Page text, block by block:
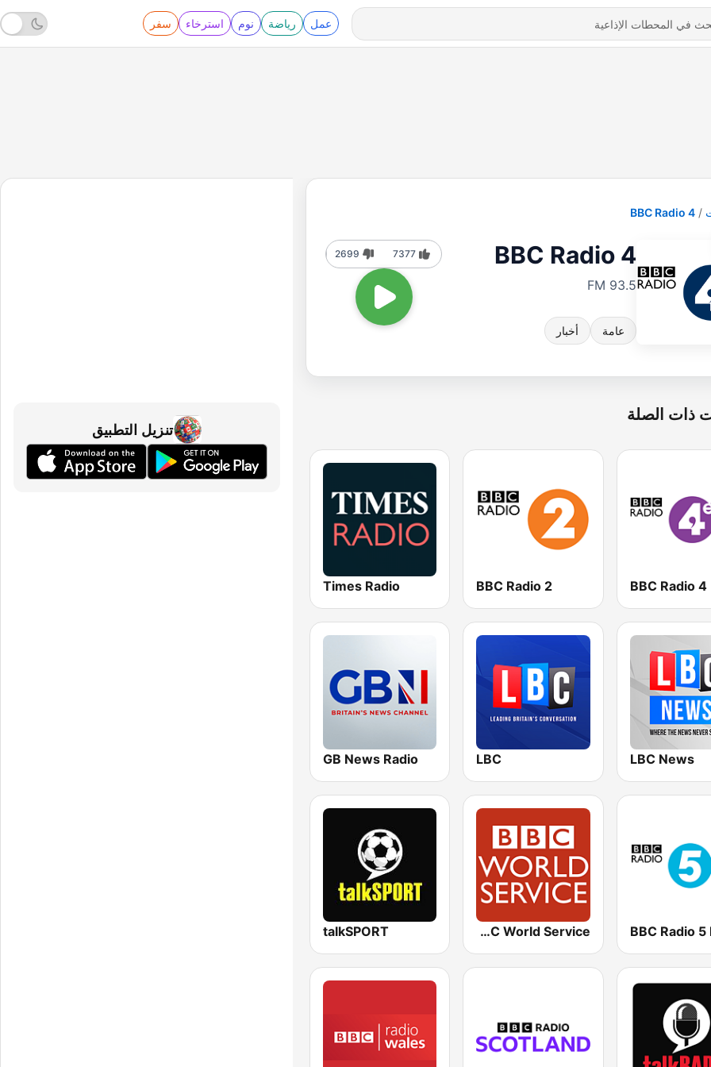
عمل رياضة نوم استرخاء سفر
BBC Radio 4
BBC Radio 4
93.5 FM
عامة أخبار
7377
2699
ذات الصلة
BBC Radio 4
BBC Radio 2
Times Radio
LBC News
LBC
GB News Radio
BBC Radio 5
BBC World Service
talkSPORT
تنزيل التطبيق